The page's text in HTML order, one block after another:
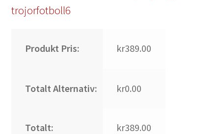
trojorfotboll6
Produkt Pris: kr389.00
Totalt Alternativ: kr0.00
Totalt: kr389.00